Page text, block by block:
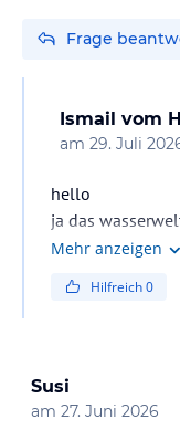
Frage
Ismail vom
am 29. Juli
hello
ja das
Mehr anzeigen
Hilfreich0
Susi
am 27. Juni 2026